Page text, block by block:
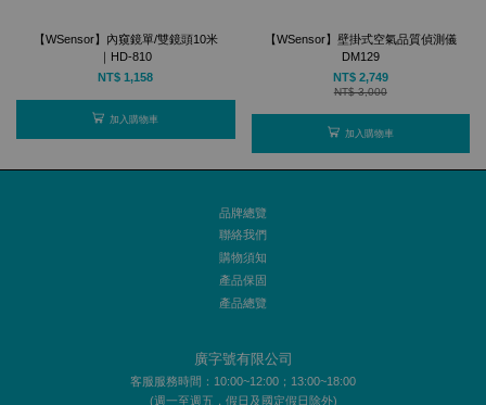
【WSensor】內窺鏡單/雙鏡頭10米
｜HD-810
NT$ 1,158
加入購物車
【WSensor】壁掛式空氣品質偵測儀
DM129
NT$ 2,749
NT$ 3,000
加入購物車
品牌總覽
聯絡我們
購物須知
產品保固
產品總覽
廣字號有限公司
客服服務時間：10:00~12:00；13:00~18:00
(週一至週五，假日及國定假日除外)